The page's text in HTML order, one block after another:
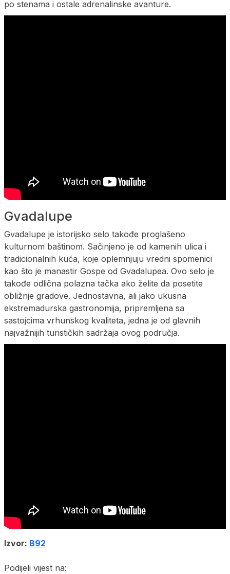
po stenama i ostale adrenalinske avanture.
Gvadalupe
Gvadalupe je istorijsko selo takođe proglašeno
kulturnom baštinom. Sačinjeno je od kamenih ulica i
tradicionalnih kuća, koje oplemnjuju vredni spomenici
kao što je manastir Gospe od Gvadalupea. Ovo selo je
takođe odlična polazna tačka ako želite da posetite
obližnje gradove. Jednostavna, ali jako ukusna
ekstremadurska gastronomija, pripremljena sa
sastojcima vrhunskog kvaliteta, jedna je od glavnih
najvažnijih turističkih sadržaja ovog područja.
Izvor: B92
Podijeli vijest na: